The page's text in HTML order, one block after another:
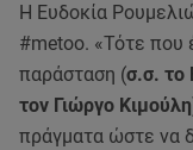
Η Ευδοκία
#metoo. «Τότε που
παράσταση (σ.σ. το
τον Γιώργο Κιμούλη
πράγματα ώστε να